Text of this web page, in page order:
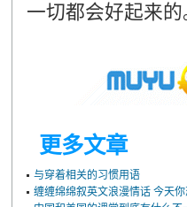
一切都会好起来
更多文章
与穿着相关的习惯用语
缠缠绵绵叙英文浪漫情话 今天